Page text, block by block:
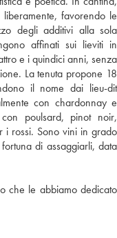
favorendo le
degli additivi alla sola
affinati sui lieviti in
e i quindici anni, senza
La tenuta propone 18
il nome dai lieu-dit
con chardonnay e
poulsard, pinot noir,
i rossi. Sono vini in grado
di assaggiarli, data
che le abbiamo dedicato